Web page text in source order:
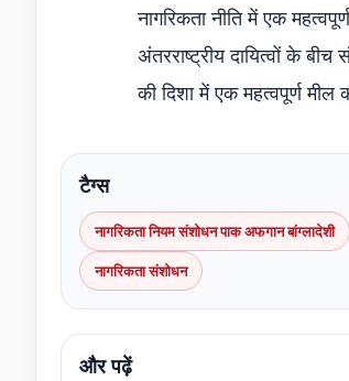
नागरिकता नीति में एक
अंतरराष्ट्रीय दायित्वों के
की दिशा में एक महत्वपूर्ण मील
टैग्स
नागरिकता नियम संशोधन पाक अफगान बांग्लादेशी
नागरिकता संशोधन
और पढ़ें